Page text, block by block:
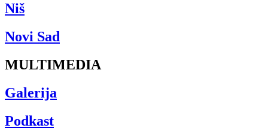
Niš
Novi Sad
MULTIMEDIA
Galerija
Podkast